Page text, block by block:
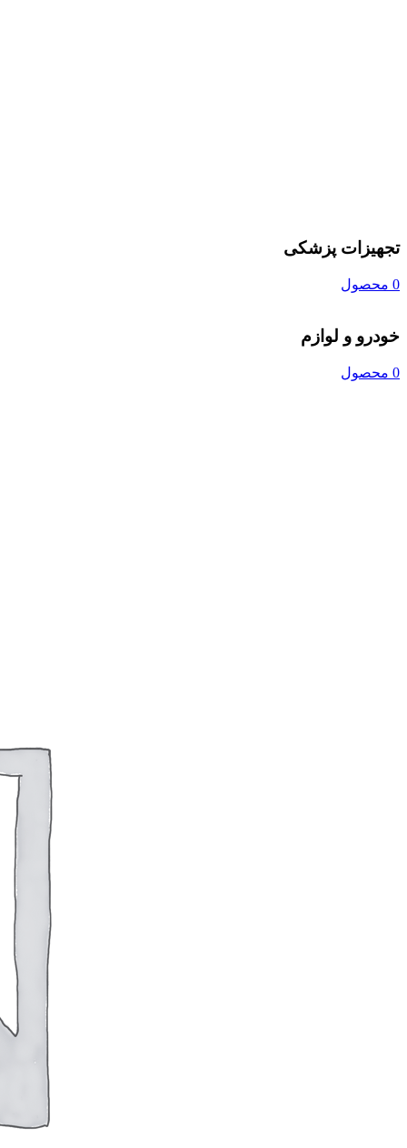
تجهیزات پزشکی
0 محصول
خودرو و لوازم
0 محصول